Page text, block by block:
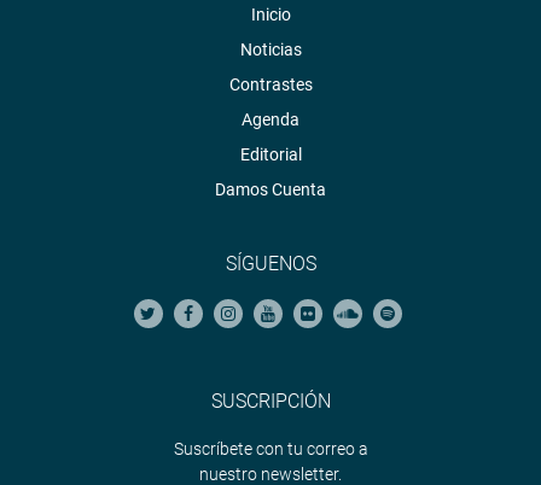
Inicio
Noticias
Contrastes
Agenda
Editorial
Damos Cuenta
SÍGUENOS
SUSCRIPCIÓN
Suscríbete con tu correo a
nuestro newsletter.